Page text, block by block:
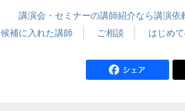
講演会・セミナーの講師紹介なら講演依
候補に入れた講師
ご相談 はじめ